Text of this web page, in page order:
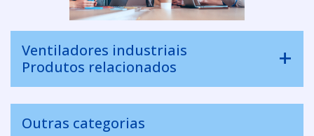
Ventiladores industriais
Produtos relacionados
Outras categorias